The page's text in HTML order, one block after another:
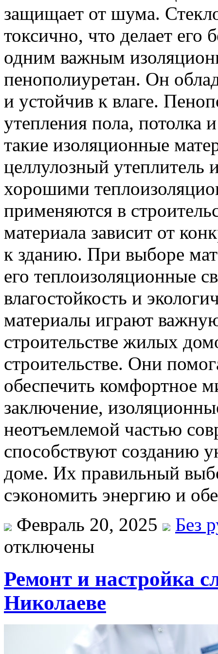
защищает от шума.
токсично, что делает
одним важным
пенополиуретан. Он
и устойчив к влаге.
утепления пола, потолка
такие изоляционные
целлулозный утеплитель
хорошими
применяются в
материала зависит от
к зданию. При выборе
его теплоизоляционные
влагостойкость и
материалы играют
строительстве жилых
строительстве. Они
обеспечить комфортное
заключение,
неотъемлемой частью
способствуют созданию
доме. Их правильный
сэкономить энергию и
Февраль 20, 2025
Без
отключены
Ремонт и настройка
Николаеве